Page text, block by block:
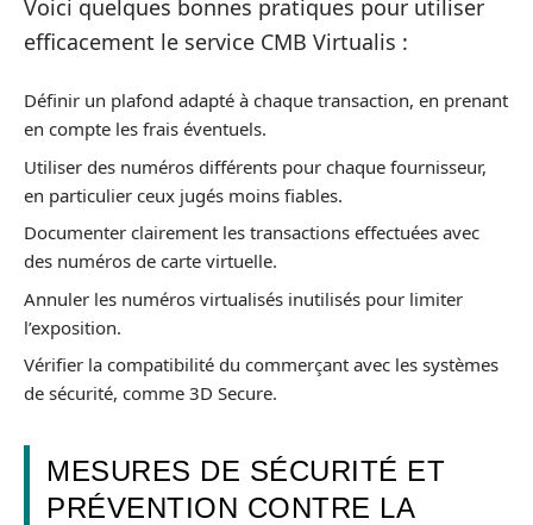
Voici quelques bonnes pratiques pour utiliser
efficacement le service CMB Virtualis :
Définir un plafond adapté à chaque transaction, en prenant
en compte les frais éventuels.
Utiliser des numéros différents pour chaque fournisseur,
en particulier ceux jugés moins fiables.
Documenter clairement les transactions effectuées avec
des numéros de carte virtuelle.
Annuler les numéros virtualisés inutilisés pour limiter
l’exposition.
Vérifier la compatibilité du commerçant avec les systèmes
de sécurité, comme 3D Secure.
MESURES DE SÉCURITÉ ET
PRÉVENTION CONTRE LA